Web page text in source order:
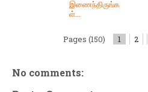
இணைந்திருங்க
ள்...
Pages (150) 1 2
No comments: